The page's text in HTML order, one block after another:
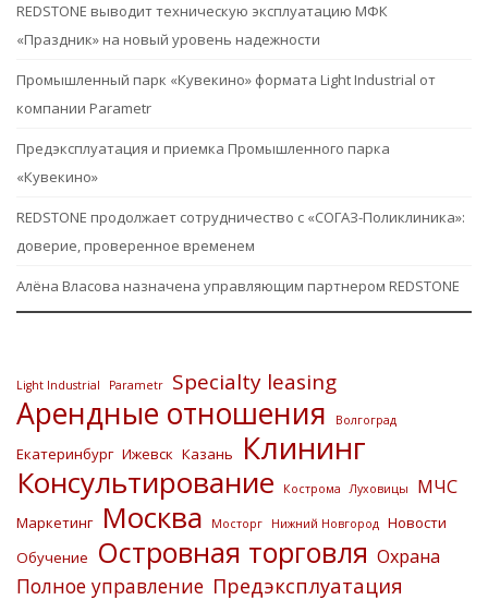
REDSTONE выводит техническую эксплуатацию МФК
«Праздник» на новый уровень надежности
Промышленный парк «Кувекино» формата Light Industrial от
компании Parametr
Предэксплуатация и приемка Промышленного парка
«Кувекино»
REDSTONE продолжает сотрудничество с «СОГАЗ-Поликлиника»:
доверие, проверенное временем
Алёна Власова назначена управляющим партнером REDSTONE
Light Industrial Parametr Specialty leasing
Арендные отношения Волгоград
Екатеринбург Ижевск Казань Клининг
Консультирование Кострома Луховицы МЧС
Маркетинг Москва Мосторг Нижний Новгород Новости
Обучение
Островная торговля Охрана
Полное управление Предэксплуатация